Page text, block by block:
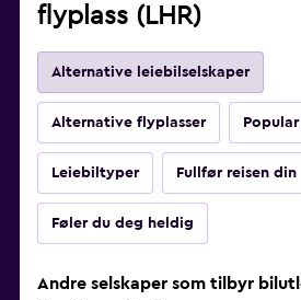
flyplass (LHR)
Alternative leiebilselskaper
Alternative flyplasser
Leiebiltyper Fullfør reisen din
Føler du deg heldig
Andre selskaper som tilbyr